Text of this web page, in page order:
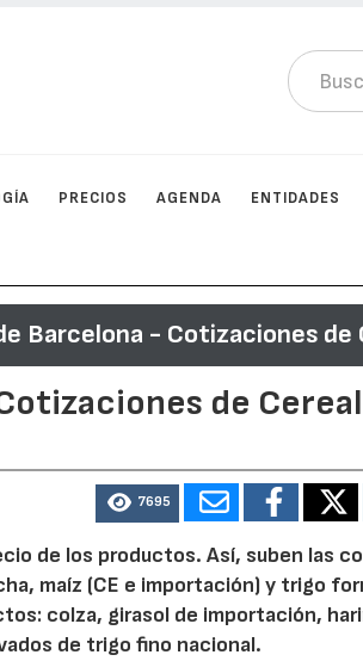
PRECIOS AGENDA ENTIDADES
Barcelona - Cotizaciones de
de Cereal
7695
de los productos. Así, suben las
maíz (CE e importación) y trigo
colza, girasol de importación,
de trigo fino nacional.